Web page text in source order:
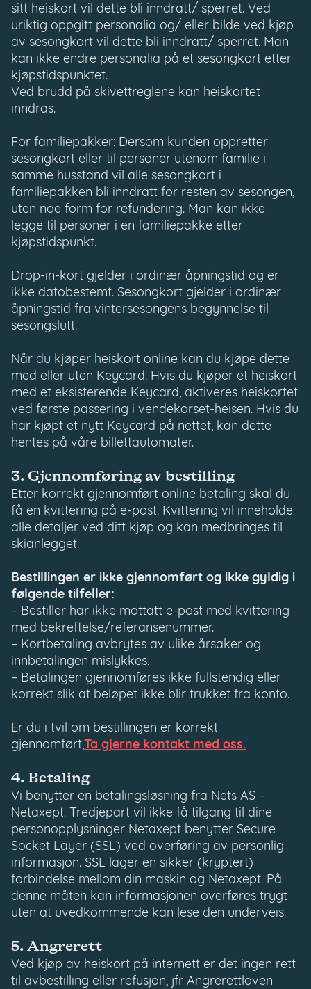
sitt heiskort vil dette bli inndratt/ sperret. Ved
uriktig oppgitt personalia og/ eller bilde ved kjøp
av sesongkort vil dette bli inndratt/ sperret. Man
kan ikke endre personalia på et sesongkort etter
kjøpstidspunktet.
Ved brudd på skivettreglene kan heiskortet
inndras.
For familiepakker: Dersom kunden oppretter
sesongkort eller til personer utenom familie i
samme husstand vil alle sesongkort i
familiepakken bli inndratt for resten av sesongen,
uten noe form for refundering. Man kan ikke
legge til personer i en familiepakke etter
kjøpstidspunkt.
Drop-in-kort gjelder i ordinær åpningstid og er
ikke datobestemt. Sesongkort gjelder i ordinær
åpningstid fra vintersesongens begynnelse til
sesongslutt.
Når du kjøper heiskort online kan du kjøpe dette
med eller uten Keycard. Hvis du kjøper et heiskort
med et eksisterende Keycard, aktiveres heiskortet
ved første passering i vendekorset-heisen. Hvis du
har kjøpt et nytt Keycard på nettet, kan dette
hentes på våre billettautomater.
3. Gjennomføring av bestilling
Etter korrekt gjennomført online betaling skal du
få en kvittering på e-post. Kvittering vil inneholde
alle detaljer ved ditt kjøp og kan medbringes til
skianlegget.
Bestillingen er ikke gjennomført og ikke gyldig i
følgende tilfeller:
– Bestiller har ikke mottatt e-post med kvittering
med bekreftelse/referansenummer.
– Kortbetaling avbrytes av ulike årsaker og
innbetalingen mislykkes.
– Betalingen gjennomføres ikke fullstendig eller
korrekt slik at beløpet ikke blir trukket fra konto.
Er du i tvil om bestillingen er korrekt
gjennomført,Ta gjerne kontakt med oss.
4. Betaling
Vi benytter en betalingsløsning fra Nets AS –
Netaxept. Tredjepart vil ikke få tilgang til dine
personopplysninger Netaxept benytter Secure
Socket Layer (SSL) ved overføring av personlig
informasjon. SSL lager en sikker (kryptert)
forbindelse mellom din maskin og Netaxept. På
denne måten kan informasjonen overføres trygt
uten at uvedkommende kan lese den underveis.
5. Angrerett
Ved kjøp av heiskort på internett er det ingen rett
til avbestilling eller refusjon, jfr Angrerettloven